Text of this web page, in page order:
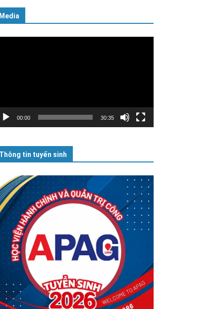
Media
00:00 30:35
Thông tin tuyển sinh